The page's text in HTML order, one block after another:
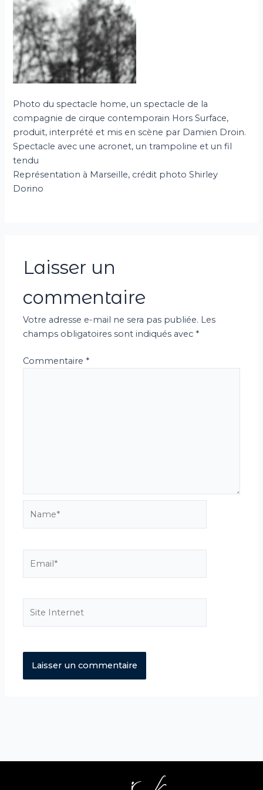
Photo du spectacle home, un spectacle de la
compagnie de cirque contemporain Hors Surface,
produit, interprété et mis en scène par Damien Droin.
Spectacle avec une acronet, un trampoline et un fil
tendu
Représentation à Marseille, crédit photo Shirley
Dorino
Laisser un
commentaire
Votre adresse e-mail ne sera pas publiée. Les
champs obligatoires sont indiqués avec *
Commentaire *
Internet